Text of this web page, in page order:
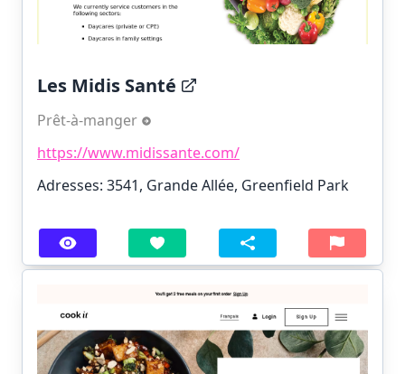
Les Midis Santé
Prêt-à-manger
https://www.midissante.com/
Adresses: 3541, Grande Allée, Greenfield Park